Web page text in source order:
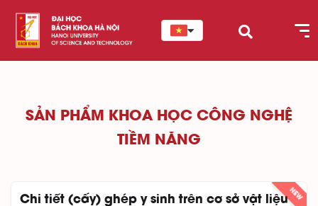
SẢN PHẨM KHOA HỌC CÔNG NGHỆ
TIỀM NĂNG
NEW
Chi tiết (cấy) ghép y sinh trên cơ sở vật liệu